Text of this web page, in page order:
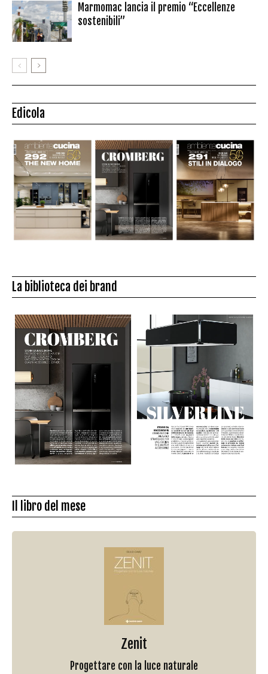
Marmomac lancia il premio “Eccellenze
sostenibili”
Edicola
La biblioteca dei brand
Il libro del mese
Zenit
Progettare con la luce naturale